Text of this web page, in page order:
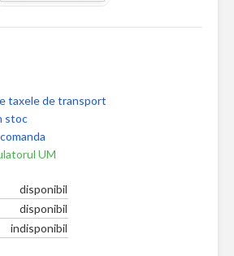
taxele de transport
stoc
UM
disponibil
disponibil
indisponibil